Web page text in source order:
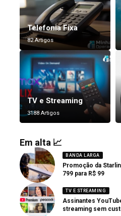
Telefonia Fixa
82 Artigos
TV e Streaming
3188 Artigos
Em alta 📈
BANDA LARGA
Promoção da
799 para R$ 99
TV E STREAMING
Assinantes
streaming sem